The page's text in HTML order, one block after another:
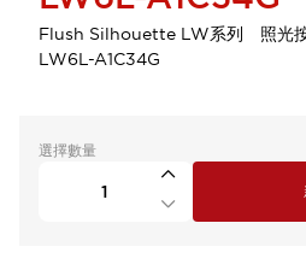
Flush Silhouette LW系列 照
LW6L-A1C34G
選擇數量